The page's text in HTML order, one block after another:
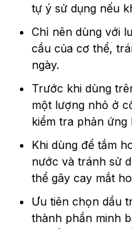
tự ý sử dụng nếu
Chỉ nên dùng với
cầu của cơ thể,
ngày.
Trước khi dùng
một lượng nhỏ ở
kiểm tra phản ứng
Khi dùng để tắm
nước và tránh sử
thể gây cay mắt
Ưu tiên chọn dầu
thành phần minh